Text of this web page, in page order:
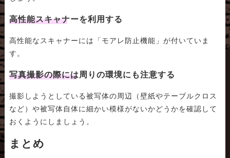
高性能スキャナーを利用する
高性能なスキャナーには「モアレ防止機能」が付いていま
す。
写真撮影の際には周りの環境にも注意する
撮影しようとしている被写体の周辺（壁紙やテーブルクロス
など）や被写体自体に細かい模様がないかどうかを確認して
おくようにしましょう。
まとめ